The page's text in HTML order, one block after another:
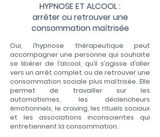
HYPNOSE ET ALCOOL :
arrêter ou retrouver une
consommation maîtrisée
Oui, l’hypnose thérapeutique peut
accompagner une personne qui souhaite
se libérer de l’alcool, qu’il s’agisse d’aller
vers un arrêt complet ou de retrouver une
consommation sociale plus maîtrisée. Elle
permet de travailler sur les
automatismes, les déclencheurs
émotionnels, le craving, les rituels sociaux
et les associations inconscientes qui
entretiennent la consommation.